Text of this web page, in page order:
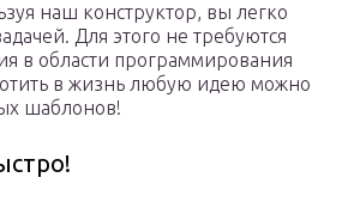
наш конструктор, вы легко
Для этого не требуются
в области программирования
в жизнь любую идею можно
шаблонов!